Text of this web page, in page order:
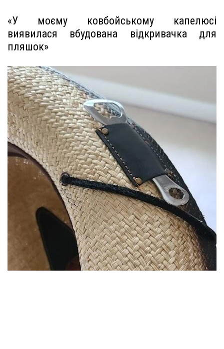
«У моєму ковбойському капелюсі
виявилася вбудована відкривачка для
пляшок»